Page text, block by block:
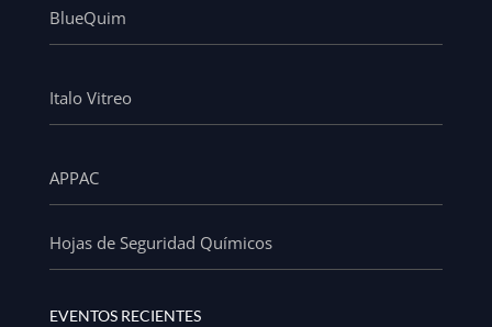
BlueQuim
Italo Vitreo
APPAC
Hojas de Seguridad Químicos
EVENTOS RECIENTES